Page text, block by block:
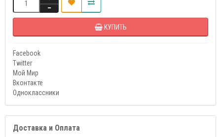
КУПИТЬ
Facebook
Twitter
Мой Мир
Вконтакте
Одноклассники
Доставка и Оплата